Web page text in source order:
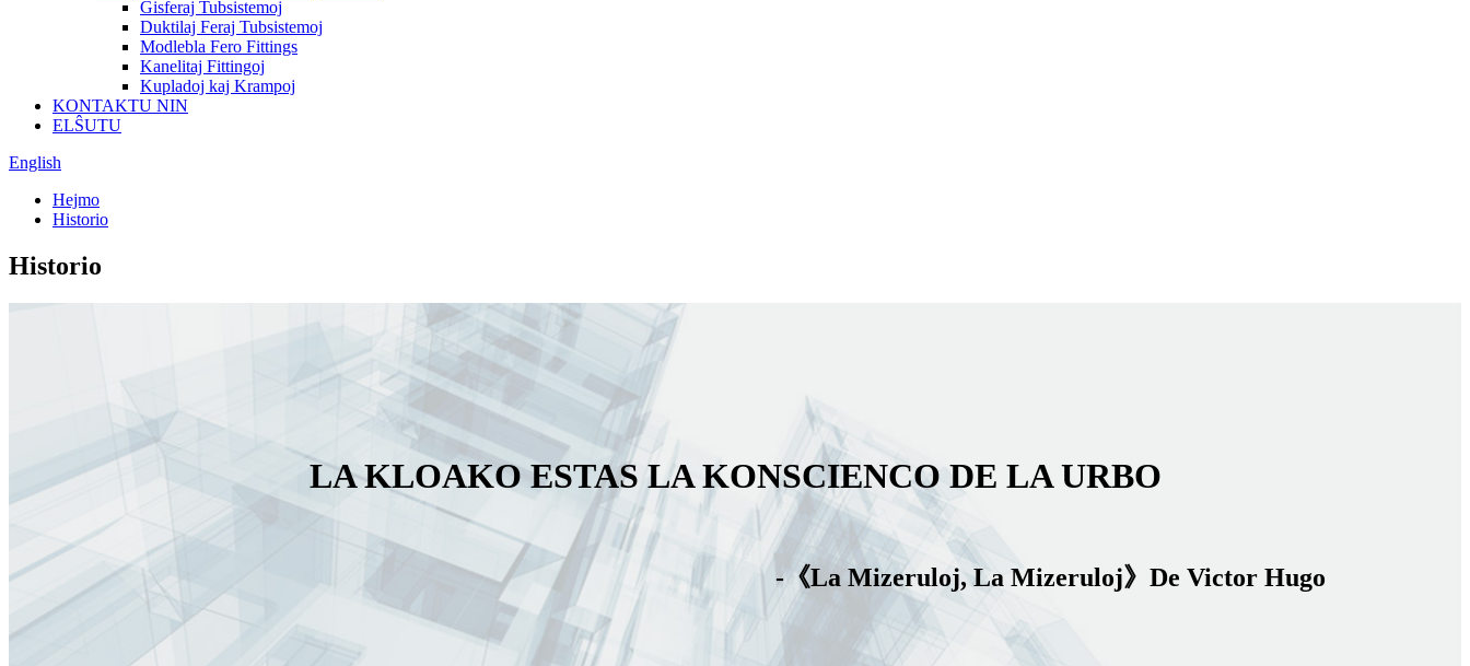
Gisferaj Tubsistemoj
Duktilaj Feraj Tubsistemoj
Modlebla Fero Fittings
Kanelitaj Fittingoj
Kupladoj kaj Krampoj
KONTAKTU NIN
ELŜUTU
English
Hejmo
Historio
Historio
LA KLOAKO ESTAS LA KONSCIENCO DE LA URBO
-《La Mizeruloj, La Mizeruloj》De Victor Hugo